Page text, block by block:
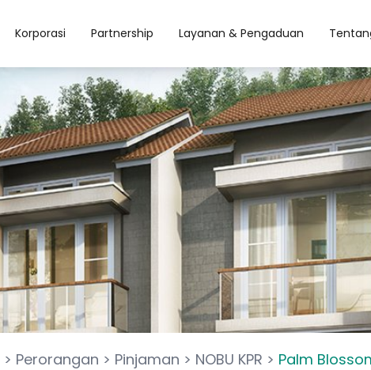
Korporasi Partnership Layanan & Pengaduan
> Perorangan > Pinjaman > NOBU KPR > Palm